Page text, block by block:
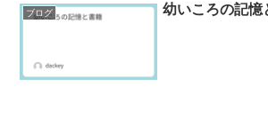
ブログ 幼いころの記憶